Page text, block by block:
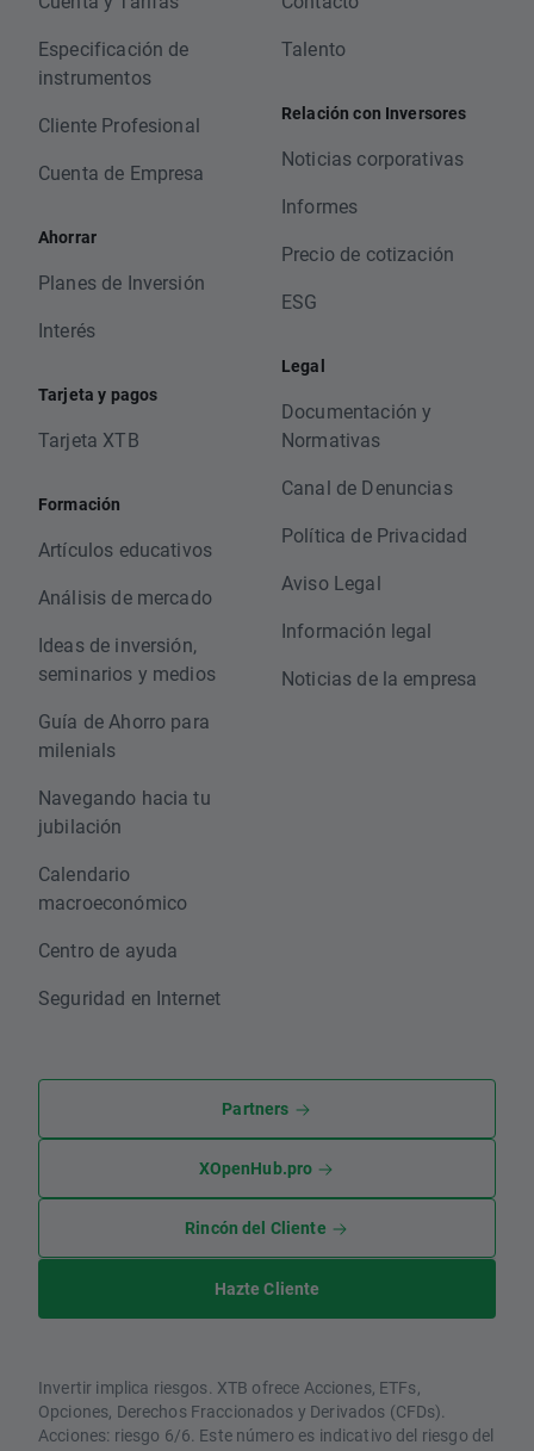
Especificación de
instrumentos
Cliente Profesional
Cuenta de Empresa
Ahorrar
Planes de Inversión
Interés
Tarjeta y pagos
Tarjeta XTB
Formación
Artículos educativos
Análisis de mercado
Ideas de inversión,
seminarios y medios
Guía de Ahorro para
milenials
Navegando hacia tu
jubilación
Calendario
macroeconómico
Centro de ayuda
Seguridad en Internet
Talento
Relación con Inversores
Noticias corporativas
Informes
Precio de cotización
ESG
Legal
Documentación y
Normativas
Canal de Denuncias
Política de Privacidad
Aviso Legal
Información legal
Noticias de la empresa
Partners
XOpenHub.pro
Rincón del Cliente
Hazte Cliente
Invertir implica riesgos. XTB ofrece Acciones, ETFs,
Opciones, Derechos Fraccionados y Derivados (CFDs).
Acciones: riesgo 6/6. Este número es indicativo del riesgo del